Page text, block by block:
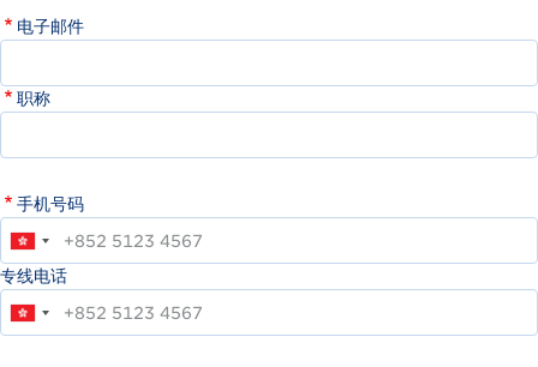
电子邮件
职称
手机号码
专线电话